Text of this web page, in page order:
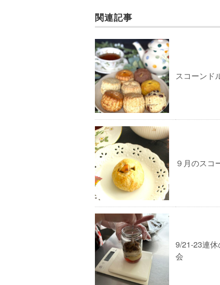
関連記事
スコーンド
９月のスコ
9/21-23連休
会